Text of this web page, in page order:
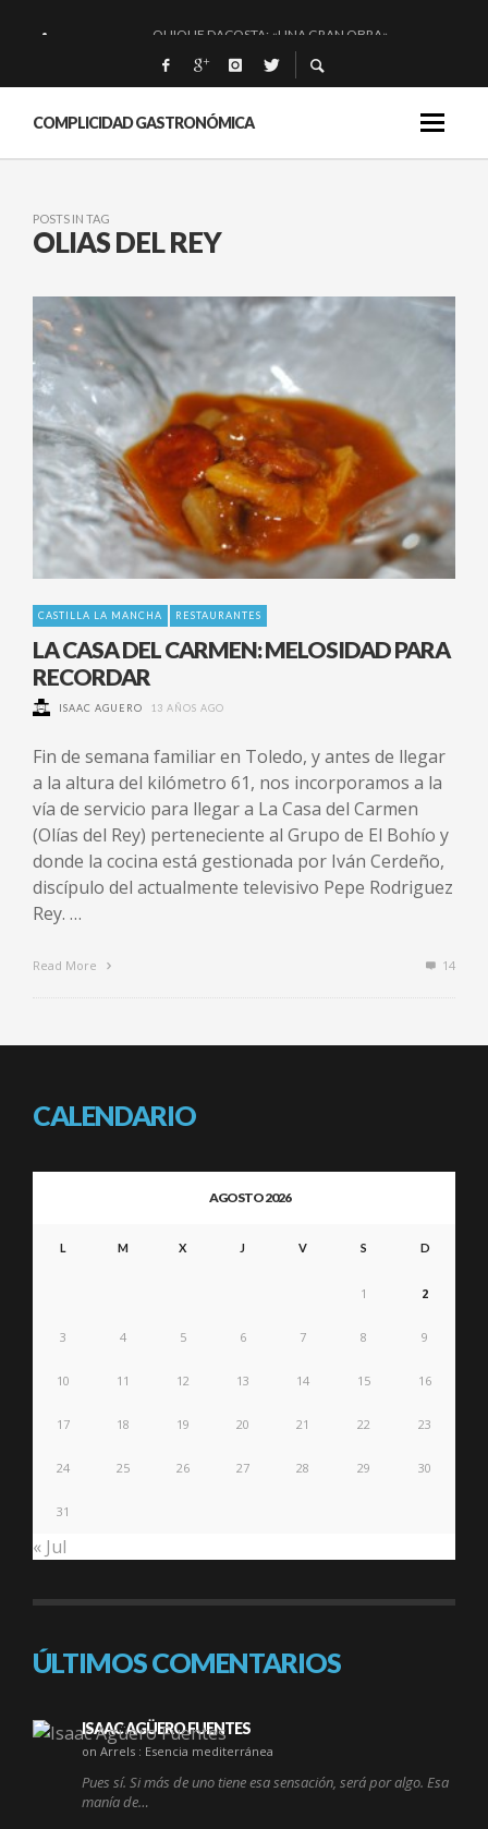
QUIQUE DACOSTA: «UNA GRAN OBRA»
EL BARUCO DE ANERO: MUCHO MÁS QUE UN BAR.
MONTIA: ESENCIAL Y BRILLANTE.
COMPLICIDAD GASTRONÓMICA
POSTS IN TAG
OLIAS DEL REY
CASTILLA LA MANCHA RESTAURANTES
LA CASA DEL CARMEN: MELOSIDAD PARA
RECORDAR
ISAAC AGUERO 13 AÑOS AGO
Fin de semana familiar en Toledo, y antes de llegar
a la altura del kilómetro 61, nos incorporamos a la
vía de servicio para llegar a La Casa del Carmen
(Olías del Rey) perteneciente al Grupo de El Bohío y
donde la cocina está gestionada por Iván Cerdeño,
discípulo del actualmente televisivo Pepe Rodriguez
Rey. …
Read More 14
CALENDARIO
AGOSTO 2026
L M X J V S D
1 2
3 4 5 6 7 8 9
10 11 12 13 14 15 16
17 18 19 20 21 22 23
24 25 26 27 28 29 30
31
« Jul
ÚLTIMOS COMENTARIOS
ISAAC AGÜERO FUENTES
on Arrels : Esencia mediterránea
Pues sí. Si más de uno tiene esa sensación, será por algo. Esa
manía de…